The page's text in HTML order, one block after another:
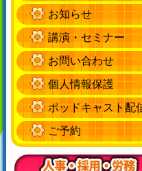
お知らせ
講演・セミナー
お問い合わせ
個人情報保護
ポッドキャスト配
ご予約